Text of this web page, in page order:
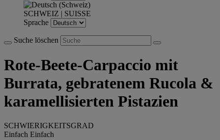
SCHWEIZ | SUISSE
Sprache
Suche löschen
Rote-Beete-Carpaccio mit
Burrata, gebratenem Rucola &
karamellisierten Pistazien
SCHWIERIGKEITSGRAD
Einfach Einfach